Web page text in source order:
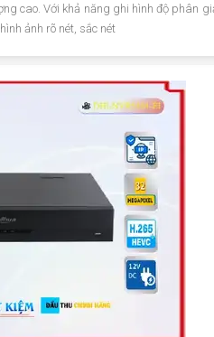
cao. Với khả năng ghi hình độ phân
ảnh rõ nét, sắc nét